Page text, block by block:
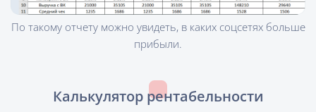
По такому отчету можно увидеть, в каких соцсетях больше
прибыли.
Калькулятор рентабельности